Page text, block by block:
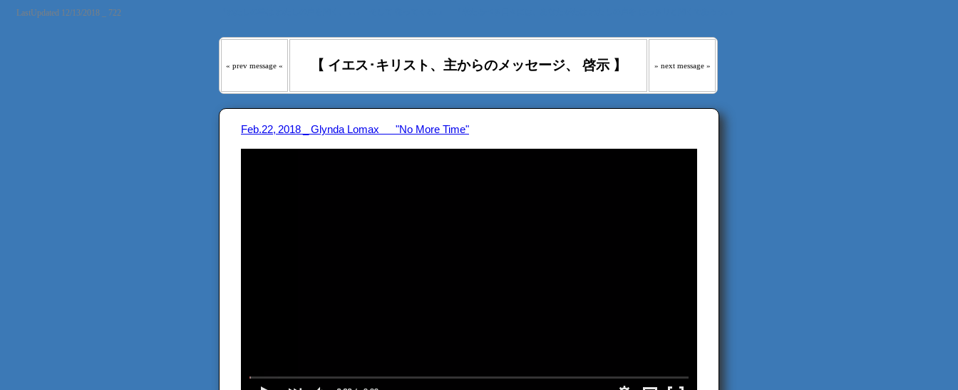
LastUpdated 12/13/2018 _ 722
« prev message « 【 イエス･キリスト、主からのメッセージ、 啓示 】 » next message »
Feb.22, 2018 _ Glynda Lomax "No More Time"